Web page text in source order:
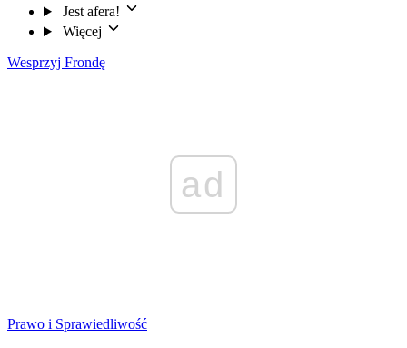
Jest afera!
Więcej
Wesprzyj Frondę
ad
Prawo i Sprawiedliwość